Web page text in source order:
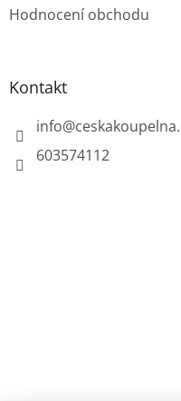
Hodnocení obchodu
Kontakt
info@
603574112